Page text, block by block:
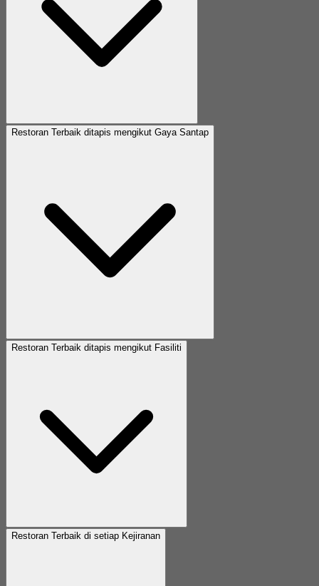
Restoran Terbaik ditapis mengikut Gaya Santap
Restoran Terbaik ditapis mengikut Fasiliti
Restoran Terbaik di setiap Kejiranan